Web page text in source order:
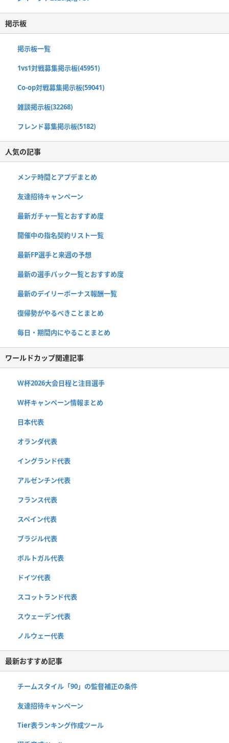
掲示板
掲示板一覧
1vs1対戦募集掲示板(45951)
Co-op対戦募集掲示板(59041)
雑談掲示板(32268)
フレンド募集掲示板(5182)
人気の記事
メンテ時間とアプデまとめ
友達招待キャンペーン
最新ガチャ一覧とおすすめ度
開催中の指名契約リスト一覧
最新FP選手と来週の予想
最新の選手パック一覧とおすすめ度
最新のデイリーボーナス報酬一覧
復帰勢がやるべきことまとめ
毎日・期間内にやることまとめ
ワールドカップ関連記事
W杯2026大会日程と注目選手
W杯キャンペーン情報まとめ
日本代表
オランダ代表
イングランド代表
アルゼンチン代表
フランス代表
スペイン代表
ブラジル代表
ポルトガル代表
ドイツ代表
スコットランド代表
スウェーデン代表
ノルウェー代表
最新おすすめ記事
チームスタイル「90」の監督補正の条件
友達招待キャンペーン
Tier表ランキング作成ツール